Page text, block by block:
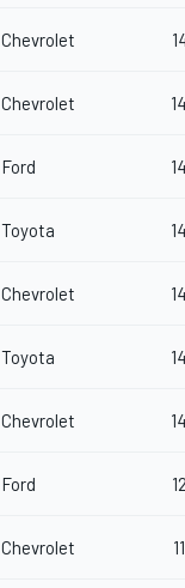
Chevrolet
Chevrolet
Ford
Toyota
Chevrolet
Toyota
Chevrolet
Ford
Chevrolet